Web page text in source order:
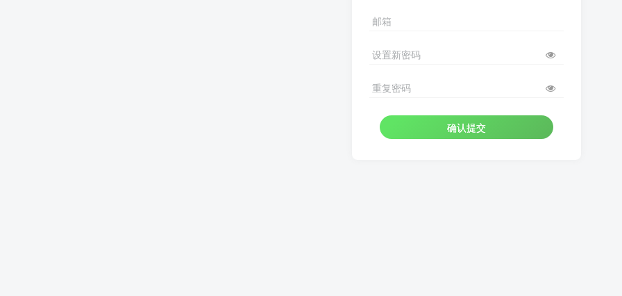
邮箱
设置新密码
重复密码
确认提交